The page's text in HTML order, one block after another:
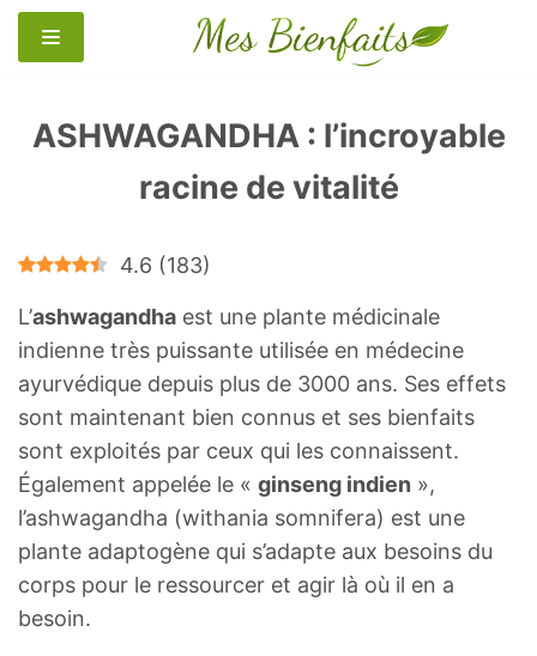
Aller
au
ASHWAGANDHA : l’incroyable
racine de vitalité
4.6 (183)
L’ashwagandha est une plante médicinale
indienne très puissante utilisée en médecine
ayurvédique depuis plus de 3000 ans. Ses effets
sont maintenant bien connus et ses bienfaits
sont exploités par ceux qui les connaissent.
Également appelée le « ginseng indien »,
l’ashwagandha (withania somnifera) est une
plante adaptogène qui s’adapte aux besoins du
corps pour le ressourcer et agir là où il en a
besoin.